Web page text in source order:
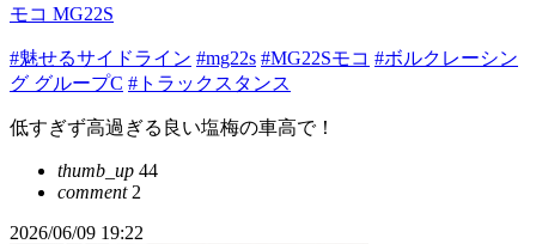
モコ MG22S
#魅せるサイドライン #mg22s #MG22Sモコ #ボルクレーシン
グ グループC #トラックスタンス
低すぎず高過ぎる良い塩梅の車高で！
thumb_up 44
comment2
2026/06/09 19:22